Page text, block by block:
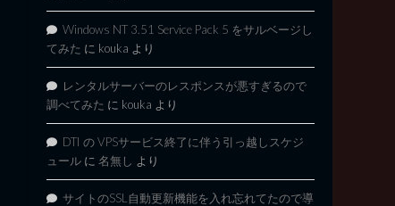
Windows NT 3.51 Service Pack 5 をサルベージし
てみた に kouka より
レンタルサーバーのレスポンスが悪すぎるので
調べてみた に kouka より
DTI の VPSサービス終了に伴う引っ越しスケジ
ュール に 名無し より
サイトのSSL自動更新機能を入れ忘れてたので導